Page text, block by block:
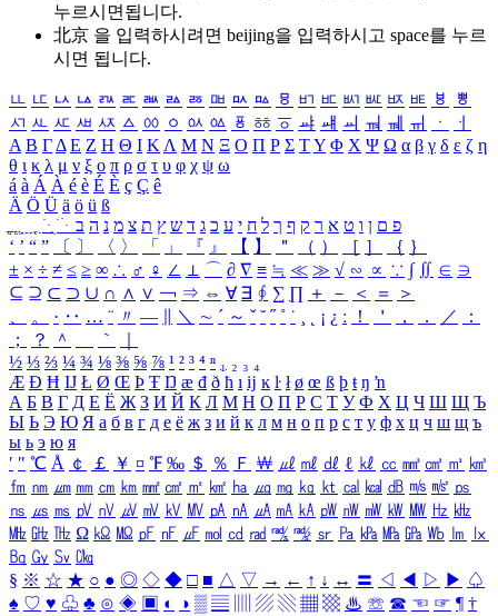
누르시면됩니다.
北京 을 입력하시려면 beijing을 입력하시고 space를 누르
시면 됩니다.
ㅥ ㅦ ㅧ ㅨ ㅩ ㅪ ㅫ ㅬ ㅭ ㅮ ㅯ ㅰ ㅱ ㅲ ㅳ ㅴ ㅵ ㅶ ㅷ ㅸ
ㅹ
ㅺ ㅻ ㅼ ㅽ ㅾ ㅿ ㆀ ㆁ ㆂ ㆃ ㆄ ㆅ ㆆ ㆇ ㆈ ㆉ ㆊ ㆋ ㆌ ㆍ
ㆎ
Α Β ΓΔ Ε Ζ Η Θ Ι ΚΛ Μ Ν Ξ Ο Π Ρ Σ ΤΥ Φ Χ Ψ Ω α β γ δ ε ζ η
θ ι κ λ μ ν ξ ο π ρ σ τ υ φ χ ψ ω
á à Á À é è É È ç Ç ê
Ä Ö Ü ä ö ü ß
ִֶֹ ֻּ ׁׂ פ ם ן ו ט א ר ק ף ך ל ח י ע כ ג ד ש ץ ת צ מ נ ה ב
‘ ’ “ ” 〔 〕 〈 〉 「 」 『 』 【 】 ＂ （ ） ［ ］ ｛ ｝
± × ÷ ≠ ≤ ≥ ∞ ∴ ♂ ♀ ∠ ⊥ ⌒ ∂ ∇ ≡ ≒ ≪ ≫ √ ∽ ∝ ∵ ∫ ∬ ∈ ∋
⊆ ⊇ ⊂ ⊃ ∪ ∩ ∧ ∨ ￢ ⇒ ⇔ ∀ ∃ ∮ ∑ ∏ ＋ － ＜ ＝
＞
、
。 · ‥ … ¨ 〃 ― ＼ ∼ ´ ～ ˇ ˘ ˝ ˚ ˙ ¸ ¡ ¿ ː ！ ＇ ， ． ／
：
；
？ ＾ ｀
½ ⅓ ⅔ ¼ ¾ ⅛ ⅜ ⅝ ⅞ ¹ ² ³ ⁴ ⁿ ₁ ₂ ₃ ₄
Æ Ð Ħ Ĳ Ł Ø Œ Þ Ŧ Ŋ æ đ ð ħ ı ĳ ĸ ŀ ł ø œ ß þ ŧ ŋ ŉ
А Б В Г Д Е Ё Ж З И Й К Л М Н О П Р С Т У Ф Х Ц Ч Ш Щ Ъ
Ы Ь Э Ю Я а б в г д е ё ж з и й к л м н о п р с т у ф х ц ч ш щ ъ
ы ь э ю я
′ ″ ℃ Å ￠ ￡ ￥ ¤ ℉ ‰ ＄ ％ Ｆ ￦ ㎕ ㎖ ㎗ ℓ ㎘ ㏄ ㎣ ㎤ ㎥ ㎦
㎙ ㎚ ㎛ ㎜ ㎝ ㎞ ㎟ ㎠ ㎡ ㎢ ㏊ ㎍ ㎎ ㎏ ㏏ ㎈ ㎉ ㏈ ㎧ ㎨ ㎰
㎱ ㎲ ㎳ ㎴ ㎵ ㎶ ㎷ ㎸ ㎹ ㎀ ㎁ ㎂ ㎃ ㎄ ㎺ ㎻ ㎽ ㎾ ㎿ ㎐ ㎑
㎒ ㎓ ㎔ Ω ㏀ ㏁ ㎊ ㎋ ㎌ ㏖ ㏅ ㎭ ㎮ ㎯ ㏛ ㎩ ㎪ ㎫ ㎬ ㏝ ㏐
㏓
㏃ ㏉ ㏜ ㏆
§ ※ ☆ ★ ○ ● ◎ ◇ ◆ □ ■ △ ▽ → ← ↑ ↓ ↔ 〓 ◁ ◀ ▷ ▶ ♤
♠ ♡ ♥ ♧ ♣ ⊙ ◈ ▣ ◐ ◑ ▒ ▤ ▨ ▧ ▦ ▩ ♨ ☏ ☎ ☜ ☞ ¶ †